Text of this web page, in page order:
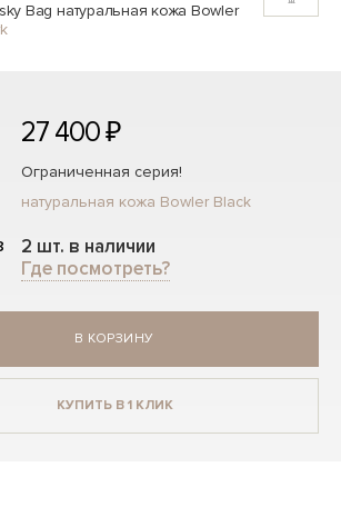
Bag натуральная кожа Bowler
27 400 ₽
Ограниченная серия!
натуральная кожа Bowler Black
2 шт. в наличии
Где посмотреть?
В КОРЗИНУ
КУПИТЬ В 1 КЛИК